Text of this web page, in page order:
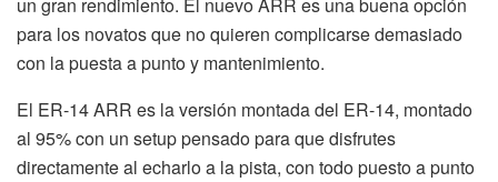
un gran rendimiento. El nuevo ARR es una buena opción
para los novatos que no quieren complicarse demasiado
con la puesta a punto y mantenimiento.
El ER-14 ARR es la versión montada del ER-14, montado
al 95% con un setup pensado para que disfrutes
directamente al echarlo a la pista, con todo puesto a punto